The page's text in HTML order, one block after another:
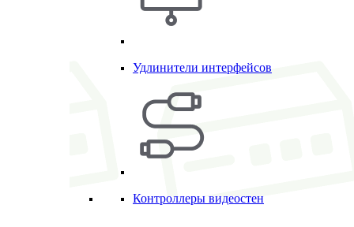
Удлинители интерфейсов
Контроллеры видеостен